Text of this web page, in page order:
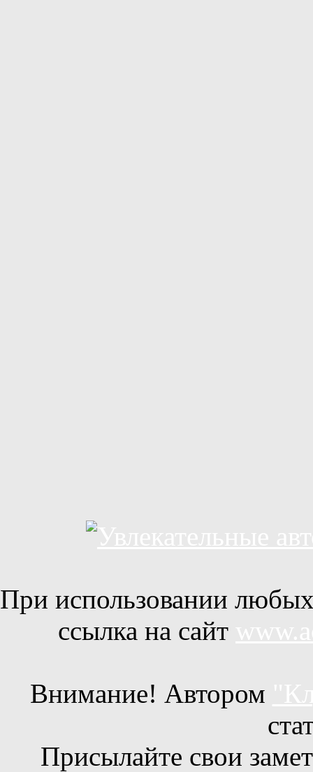
При использовании любых
ссылка на сайт
Внимание! Автором
Присылайте свои